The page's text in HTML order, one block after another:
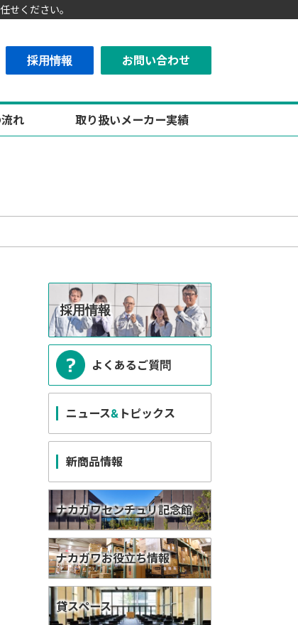
せください。
採用情報 お問い合わせ
れ 取り扱いメーカー実績
採用情報
よくあるご質問
ニュース& トピックス
新商品情報
ナカガワセンチュリ記念館
ナカガワお役立ち情報
貸スペース